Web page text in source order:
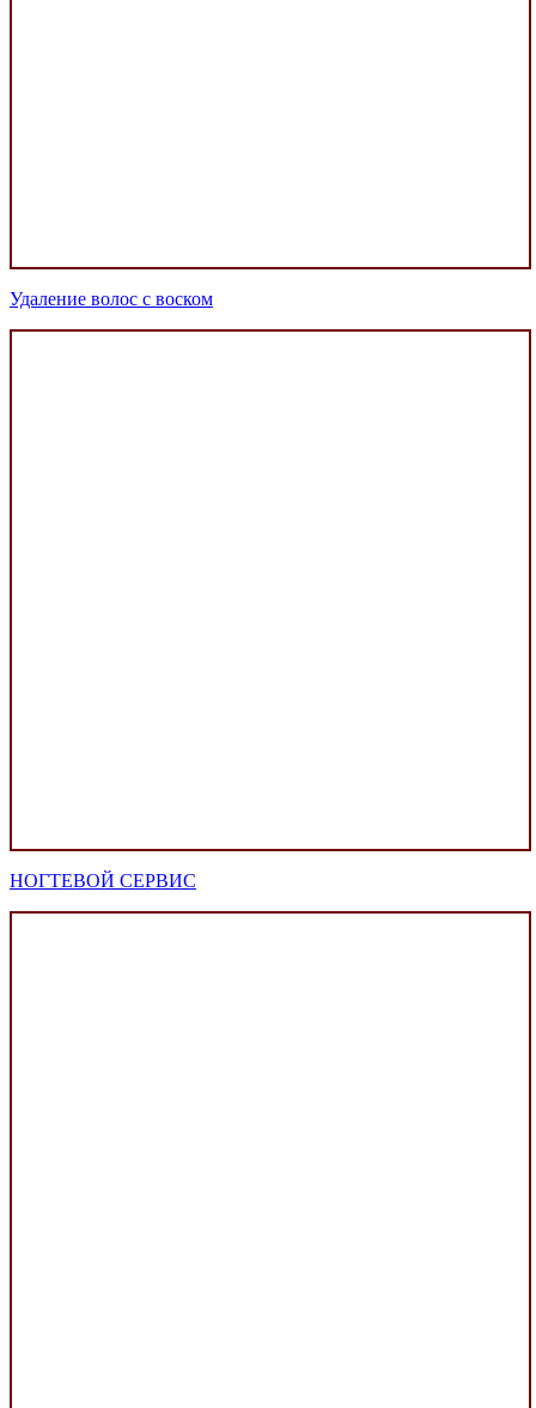
Удаление волос с воском
НОГТЕВОЙ СЕРВИС